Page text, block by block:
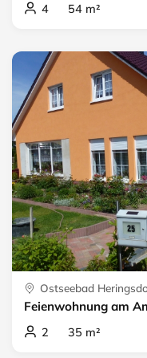
4 54 m²
Ostseebad
Feienwohnung am
2 35 m²